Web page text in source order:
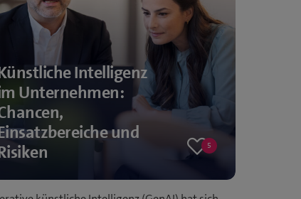
5
5
Intelligenz
Unternehmen:
und